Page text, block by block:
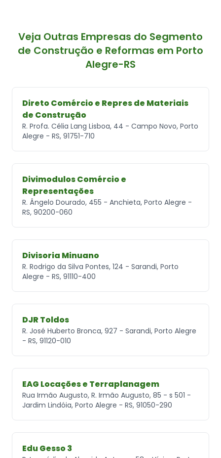
Veja Outras Empresas do Segmento
de Construção e Reformas em Porto
Alegre-RS
Direto Comércio e Repres de Materiais
de Construção
R. Profa. Célia Lang Lisboa, 44 - Campo Novo, Porto
Alegre - RS, 91751-710
Divimodulos Comércio e
Representações
R. Ângelo Dourado, 455 - Anchieta, Porto Alegre -
RS, 90200-060
Divisoria Minuano
R. Rodrigo da Silva Pontes, 124 - Sarandi, Porto
Alegre - RS, 91110-400
DJR Toldos
R. José Huberto Bronca, 927 - Sarandi, Porto Alegre
- RS, 91120-010
EAG Locações e Terraplanagem
Rua Irmão Augusto, R. Irmão Augusto, 85 - s 501 -
Jardim Lindóia, Porto Alegre - RS, 91050-290
Edu Gesso 3